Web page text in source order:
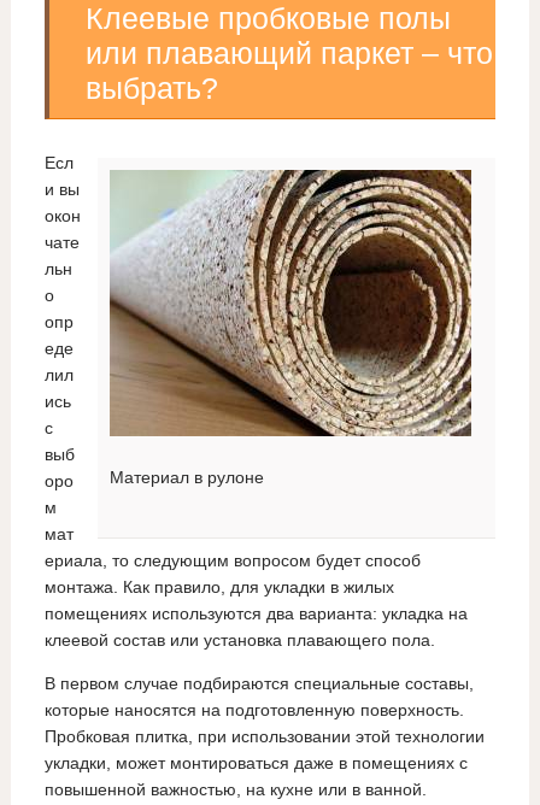
Клеевые пробковые полы
или плавающий паркет – что
выбрать?
Материал в рулоне
Есл
и вы
окон
чате
льн
о
опр
еде
лил
ись
с
выб
оро
м
мат
ериала, то следующим вопросом будет способ
монтажа. Как правило, для укладки в жилых
помещениях используются два варианта: укладка на
клеевой состав или установка плавающего пола.
В первом случае подбираются специальные составы,
которые наносятся на подготовленную поверхность.
Пробковая плитка, при использовании этой технологии
укладки, может монтироваться даже в помещениях с
повышенной важностью, на кухне или в ванной.